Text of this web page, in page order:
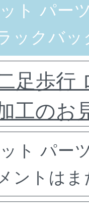
ト パー
ックバ
足歩行
工のお
ト パー
ントは